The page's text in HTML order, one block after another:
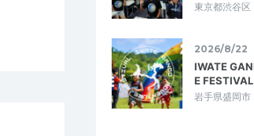
東京都渋谷区
2026/8/22
IWATE
E
岩手県盛岡市